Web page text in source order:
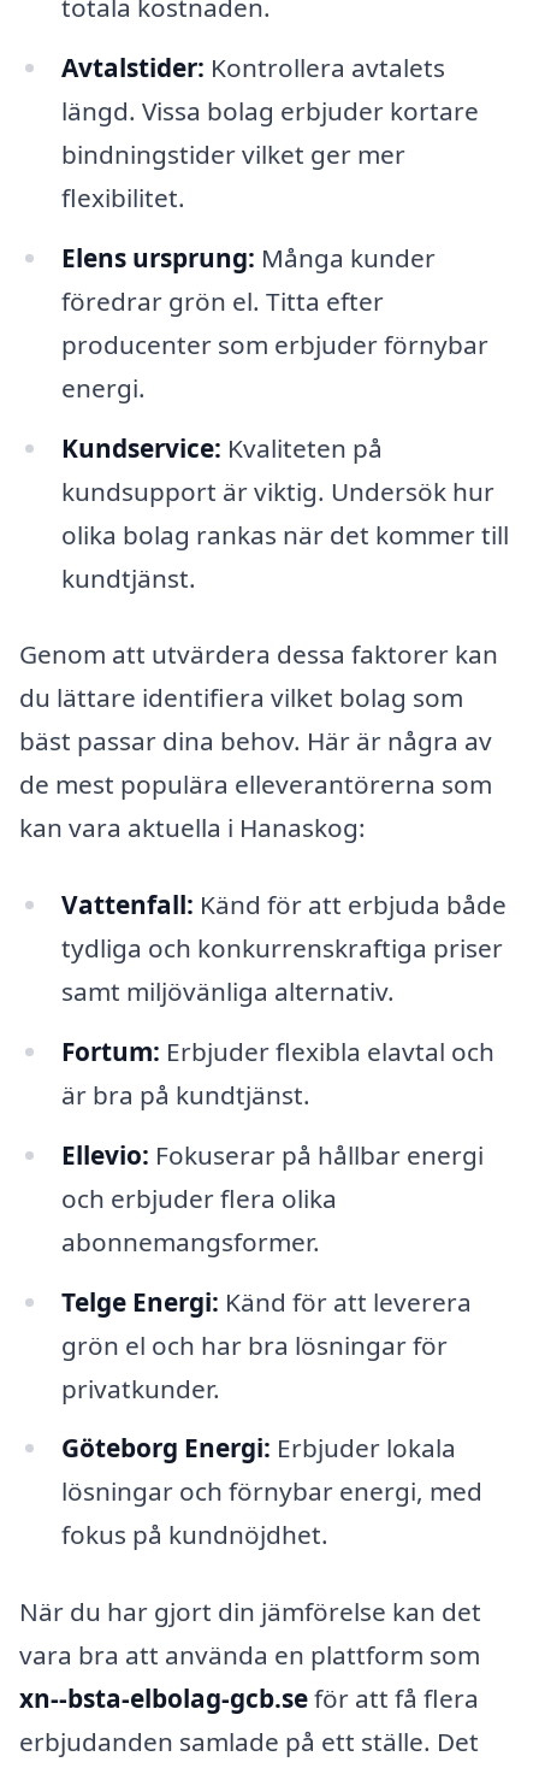
totala kostnaden.
Avtalstider: Kontrollera avtalets
längd. Vissa bolag erbjuder kortare
bindningstider vilket ger mer
flexibilitet.
Elens ursprung: Många kunder
föredrar grön el. Titta efter
producenter som erbjuder förnybar
energi.
Kundservice: Kvaliteten på
kundsupport är viktig. Undersök hur
olika bolag rankas när det kommer till
kundtjänst.
Genom att utvärdera dessa faktorer kan
du lättare identifiera vilket bolag som
bäst passar dina behov. Här är några av
de mest populära elleverantörerna som
kan vara aktuella i Hanaskog:
Vattenfall: Känd för att erbjuda både
tydliga och konkurrenskraftiga priser
samt miljövänliga alternativ.
Fortum: Erbjuder flexibla elavtal och
är bra på kundtjänst.
Ellevio: Fokuserar på hållbar energi
och erbjuder flera olika
abonnemangsformer.
Telge Energi: Känd för att leverera
grön el och har bra lösningar för
privatkunder.
Göteborg Energi: Erbjuder lokala
lösningar och förnybar energi, med
fokus på kundnöjdhet.
När du har gjort din jämförelse kan det
vara bra att använda en plattform som
xn--bsta-elbolag-gcb.seför att få flera
erbjudanden samlade på ett ställe. Det